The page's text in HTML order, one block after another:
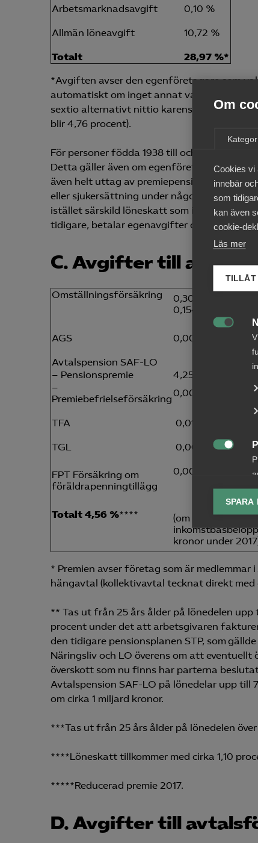
Om
Cookies vi
innebär
som
kan även
cookie-
Läs mer
TILLÅT

SPARA
Arbetsmarknadsavgift 0,10 %
Allmän löneavgift 10,72 %
Totalt 28,97 %*
*Avgiften avser den egenföretagare som
automatiskt om inget annat val har gjorts
sextio alternativt nittio karensdagar och får
blir 4,76 procent).
För personer födda 1938 till och med 1951
Detta gäller även om egenföretagaren är
även helt uttag av premiepensionen)
eller sjukersättning under någon del av året
istället särskild löneskatt som i normalfallet
tidigare, betalar egenavgifter om 6,15
C. Avgifter till
Omställningsförsäkring
0,30 %* (varav
0,1545 %)
AGS 0,00 %*****
Avtalspension SAF-LO
– Pensionspremie
4,25%**/30,00
–
Premiebefrielseförsäkring
0,00 %*****
TFA 0,01 % / 0.01 %
TGL 0,00 %*****
FPT Försäkring om
föräldrapenningtillägg
0,00 %*****
Totalt 4,56 %****
(om samtliga
kronor under
* Premien avser företag som är
hängavtal (kollektivavtal tecknat direkt
** Tas ut från 25 års ålder på lönedelen
procent under det att arbetsgivaren
den tidigare pensionsplanen STP, som
Näringsliv och LO överens om att
överskott som nu finns har parterna
Avtalspension SAF-LO på lönedelar upp till
om cirka 1 miljard kronor.
***Tas ut från 25 års ålder på lönedelen
****Löneskatt tillkommer med cirka 1,10
*****Reducerad premie 2017.
D. Avgifter till